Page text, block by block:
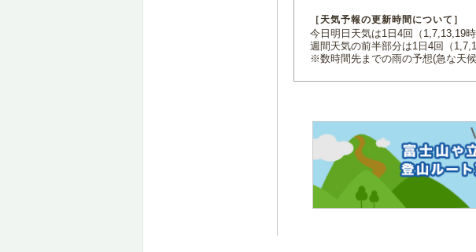
［天気予報の更新時間について］
今日明日天気は1日4回（1,7,13,19時
週間天気の前半部分は1日4回（
※数時間先までの雨の予想(急な天